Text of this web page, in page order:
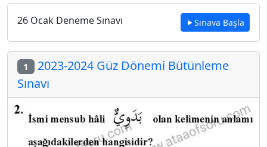
26 Ocak Deneme Sınavı Sınava Başla
1 2023-2024 Güz Dönemi Bütünleme
Sınavı